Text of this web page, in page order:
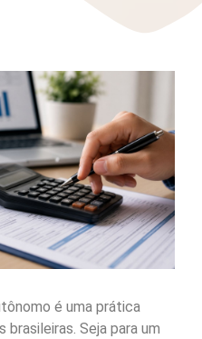
é uma prática
Seja para um